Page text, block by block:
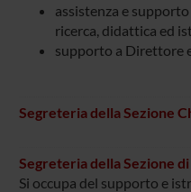
assistenza e
ricerca, didattica ed
supporto a Direttore
Segreteria della Sezione
Segreteria della Sezione
Si occupa del supporto e